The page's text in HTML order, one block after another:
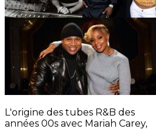
L'origine des tubes R&B des
années 00s avec Mariah Carey,